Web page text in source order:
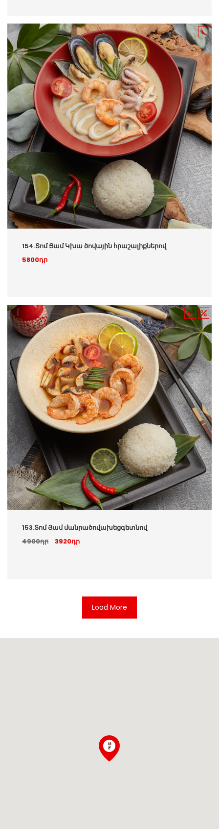
154.Տոմ Յամ Կխա ծովային հրաշալիքներով
5800դր
153.Տոմ Յամ մանրածովախեցգետնով
4900դր
3920դր
Load More